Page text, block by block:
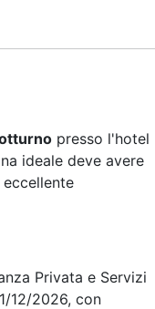
presso l'hotel
ideale deve avere
Privata e Servizi
12/2026, con